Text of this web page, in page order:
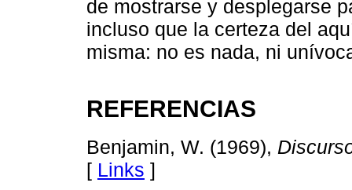
de mostrarse y desplegarse
incluso que la certeza del
misma: no es nada, ni
REFERENCIAS
Benjamin, W. (1969),
[ Links ]